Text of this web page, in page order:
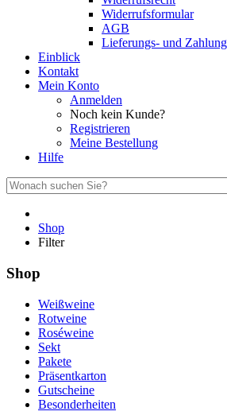
Widerrufsformular
AGB
Lieferungs- und
Einblick
Kontakt
Mein Konto
Anmelden
Noch kein Kunde?
Registrieren
Meine Bestellung
Hilfe
Shop
Filter
Shop
Weißweine
Rotweine
Roséweine
Sekt
Pakete
Präsentkarton
Gutscheine
Besonderheiten